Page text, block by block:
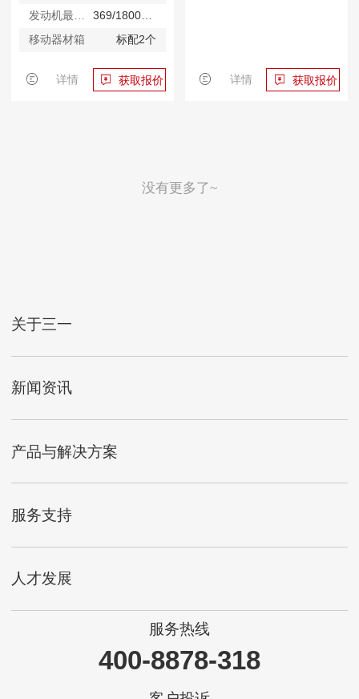
369/1800kW/rpm
移动器材箱
标配2个
详情 获取报价 详情 获取报价
没有更多了~
关于三一
新闻资讯
产品与解决方案
服务支持
人才发展
服务热线
400-8878-318